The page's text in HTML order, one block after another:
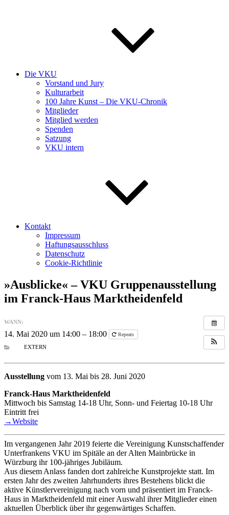
Die VKU
Vorstand und Jury
Kulturarbeit
100 Jahre Kunst – Die VKU-Chronik
Mitglieder
Mitglied werden
Spenden
Satzung
VKU intern
Kontakt
Impressum
Haftungsausschluss
Datenschutz
Cookie-Richtlinie
»Ausblicke« – VKU Gruppenausstellung
im Franck-Haus Marktheidenfeld
WANN:
14. Mai 2020 um 14:00 – 18:00 Repeats
EXTERN
Ausstellung vom 13. Mai bis 28. Juni 2020
Franck-Haus Marktheidenfeld
Mittwoch bis Samstag 14-18 Uhr, Sonn- und Feiertag 10-18 Uhr
Eintritt frei
→Website
Im vergangenen Jahr 2019 feierte die Vereinigung Kunstschaffender
Unterfrankens VKU im Spitäle an der Alten Mainbrücke in
Würzburg ihr 100-jähriges Jubiläum.
Aus diesem Anlass fanden dort zahlreiche Kunstprojekte statt. Im
ersten Jahr des zweiten Jahrhunderts ihres Bestehens blickt die
aktive Künstlervereinigung nach vorn und präsentiert im Franck-
Haus in Marktheidenfeld mit einer Auswahl ihrer Mitglieder einen
aktuellen Überblick über ihr gegenwärtiges Schaffen.